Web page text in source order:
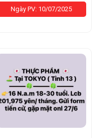
Ngày PV: 10/07/2025